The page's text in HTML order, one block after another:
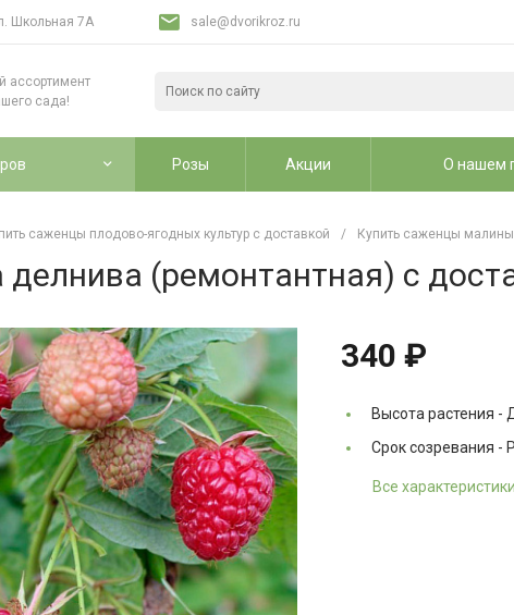
Школьная 7А sale@dvorikroz.ru
ассортимент
сада!
Розы Акции О нашем
саженцы плодово-ягодных культур с доставкой / Купить саженцы
делнива (ремонтантная) с
340 ₽
Высота растения -
Срок созревания -
Все характеристики